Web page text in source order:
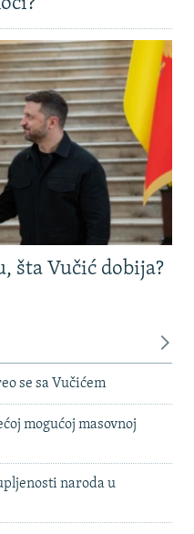
šta Vučić dobija?
se sa Vučićem
mogućoj masovnoj
naroda u